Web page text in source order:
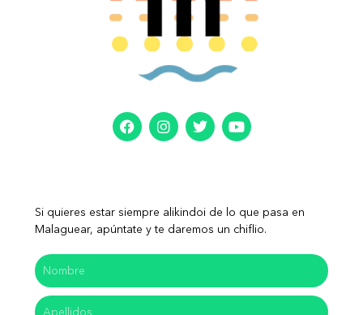
Si quieres estar siempre alikindoi de lo que pasa en
Malaguear, apúntate y te daremos un chiflio.